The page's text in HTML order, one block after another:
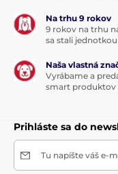
Na trhu 9 rokov
9 rokov na trhu
sa stali
Naša vlastná
Vyrábame a
smart produktov
Prihláste sa do
Tu napíšte váš e-